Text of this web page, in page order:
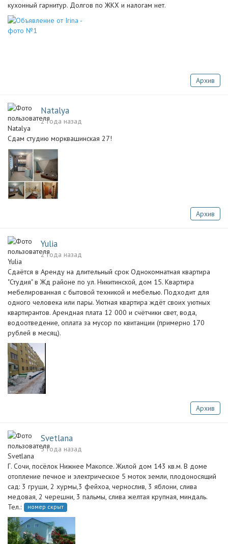
кухонный гарнитур. Долгов по ЖКХ и налогам нет.
Архив
Natalya
2 года назад
Сдам студию морквашинская 27!
Архив
Yulia
2 года назад
Сдаётся в Аренду на длительный срок Однокомнатная квартира
"Студия" в Жд районе по ул. Никитинской, дом 15. Квартира
мебелированная с бытовой техникой и мебелью. Подходит для
одного человека или пары. Уютная квартира ждёт своих уютных
квартирантов. Арендная плата 12 000 и счётчики свет, вода,
водоотведение, оплата за мусор по квитанции (примерно 170
рублей в месяц).
Архив
Svetlana
3 года назад
Г. Сочи, посёлок Нижнее Макопсе. Жилой дом 143 кв.м. В доме
отопление печное и электрическое 5 моток земли, плодоносящий
сад: 3 груши, 2 хурмы,3 фейхоа, чернослив, 3 яблони, слива
медовая, 2 черешни, 3 пальмы, слива желтая крупная, миндаль.
Тел.:
номер скрыт